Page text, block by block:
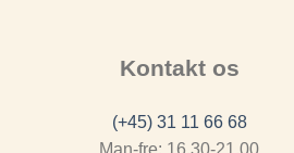
Kontakt os
(+45) 31 11 66 68
Man-fre: 16.30-21.00